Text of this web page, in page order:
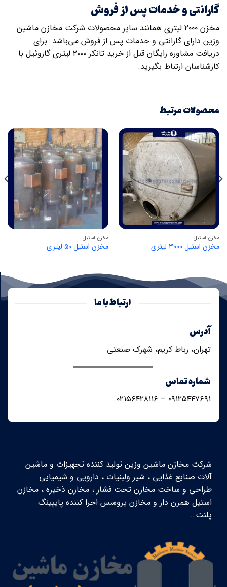
گارانتی و خدمات پس از فروش
مخزن ۲۰۰۰ لیتری همانند سایر محصولات شرکت مخازن ماشین
وزین دارای گارانتی و خدمات پس از فروش می‌باشد. برای
دریافت مشاوره رایگان قبل از خرید تانکر ۲۰۰۰ لیتری گازوئیل با
کارشناسان ارتباط بگیرید.
محصولات مرتبط
مخزن استیل
مخزن استیل ۳۰۰۰ لیتری
مخزن استیل
مخزن استیل ۵۰ لیتری
ارتباط با ما
آدرس
تهران، رباط کریم، شهرک صنعتی
شماره تماس
۰۹۱۲۵۴۴۷۶۹۱ – ۰۲۱۵۶۴۲۸۱۱۶
شرکت مخازن ماشین وزین تولید کننده تجهیزات و ماشین
آلات صنایع غذایی ، شیر ولبنیات ، دارویی و شیمیایی
طراحی و ساخت مخازن تحت فشار ، مخازن ذخیره ، مخازن
استیل همزن دار و مخازن پروسس اجرا کننده پایپینگ
پلنت…